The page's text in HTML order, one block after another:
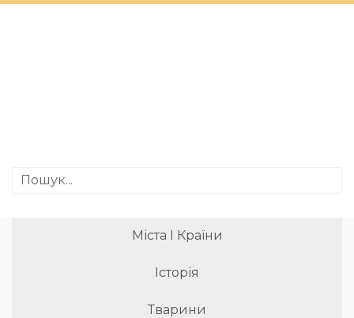
Міста І Країни
Історія
Тварини